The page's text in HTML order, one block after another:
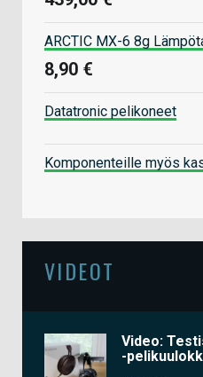
ARCTIC MX-6 8g
8,90 €
Datatronic pelikoneet
Komponenteille myös
VIDEOT
Video:
-